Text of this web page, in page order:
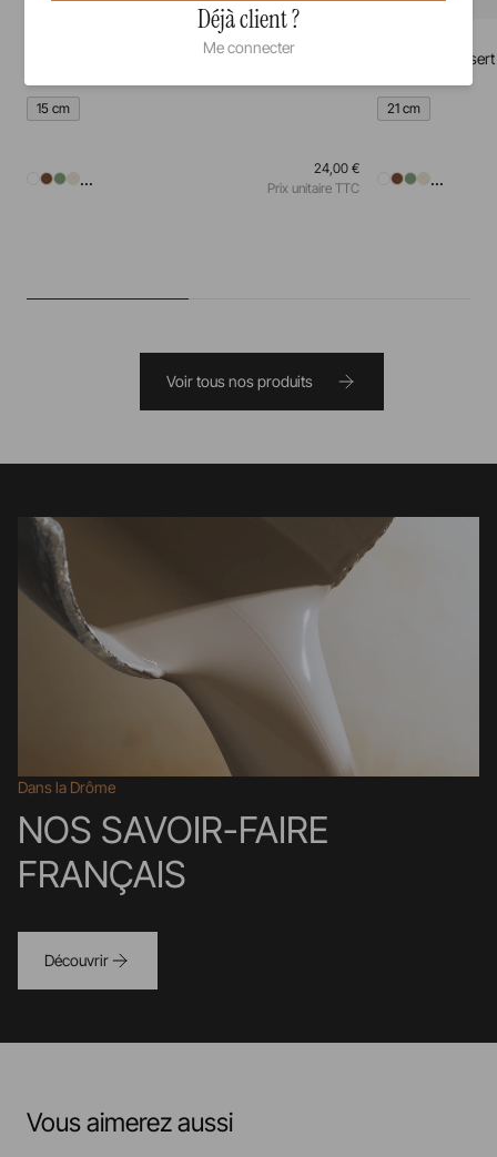
15 cm
...
24,00 €
Prix unitaire TTC
Assiette à dessert
21 cm
...
Voir tous nos produits
Dans la Drôme
NOS SAVOIR-FAIRE
FRANÇAIS
Découvrir
Vous aimerez aussi
Déjà client ?
Me connecter